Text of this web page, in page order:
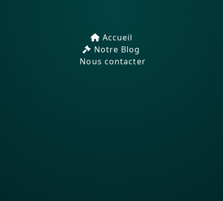
Accueil
Notre Blog
Nous contacter